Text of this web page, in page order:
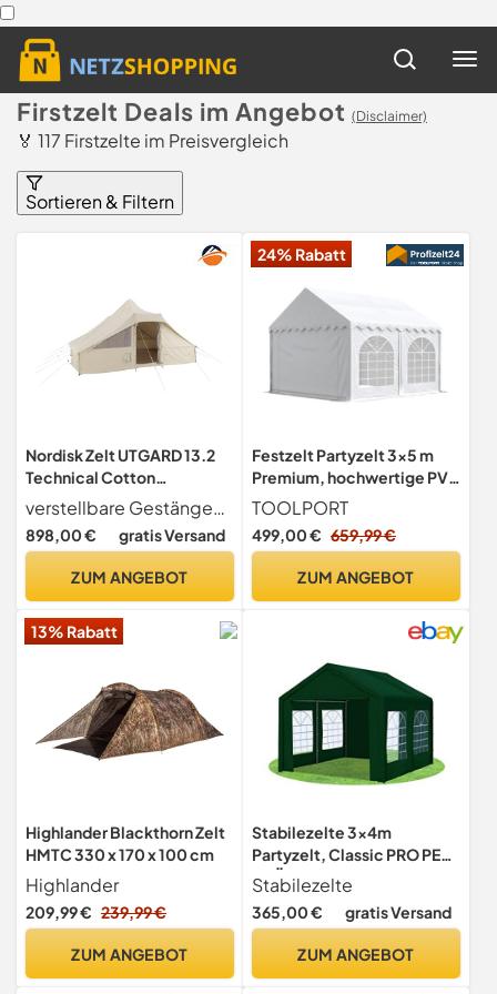
Firstzelt Deals im Angebot (Disclaimer)
🏅 117 Firstzelte im Preisvergleich
Sortieren & Filtern
Nordisk Zelt UTGARD 13.2
Technical Cotton
Sandshell, 6
verstellbare Gestängehöhe
898,00 € gratis Versand
ZUM ANGEBOT
24% Rabatt
Festzelt Partyzelt 3x5 m
Premium, hochwertige PVC
Plane 750 N in weiß 100%
wasserdicht mit
Bodenrahmen
TOOLPORT
499,00 € 659,99 €
ZUM ANGEBOT
13% Rabatt
Highlander Blackthorn Zelt
HMTC 330 x 170 x 100 cm
Highlander
209,99 € 239,99 €
ZUM ANGEBOT
Stabilezelte 3x4m
Partyzelt, Classic PRO PE
GRÜN
Stabilezelte
365,00 € gratis Versand
ZUM ANGEBOT